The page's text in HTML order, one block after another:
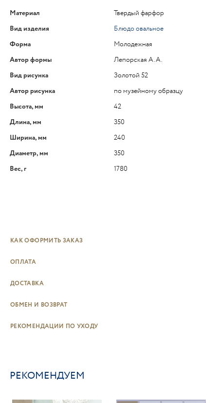
Материал
Твердый фарфор
Вид изделия
Блюдо овальное
Форма
Молодежная
Автор формы
Лепорская А.А.
Вид рисунка
Золотой 52
Автор рисунка
по музейному образцу
Высота, мм
42
Длина, мм
350
Ширина, мм
240
Диаметр, мм
350
Вес, г
1780
КАК ОФОРМИТЬ ЗАКАЗ
ОПЛАТА
ДОСТАВКА
ОБМЕН И ВОЗВРАТ
РЕКОМЕНДАЦИИ ПО УХОДУ
РЕКОМЕНДУЕМ